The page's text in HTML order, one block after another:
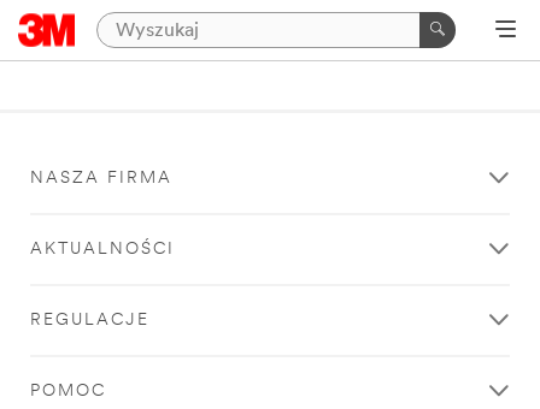
NASZA FIRMA
AKTUALNOŚCI
REGULACJE
POMOC